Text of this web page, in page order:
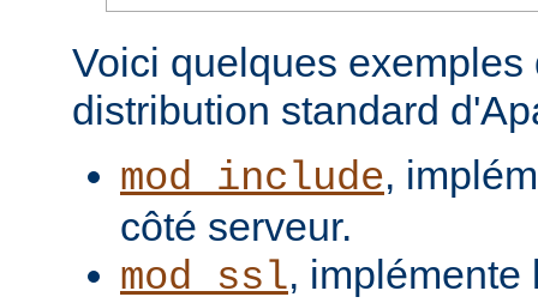
Voici quelques
distribution standard
mod_include,
côté serveur.
mod_ssl, implémente